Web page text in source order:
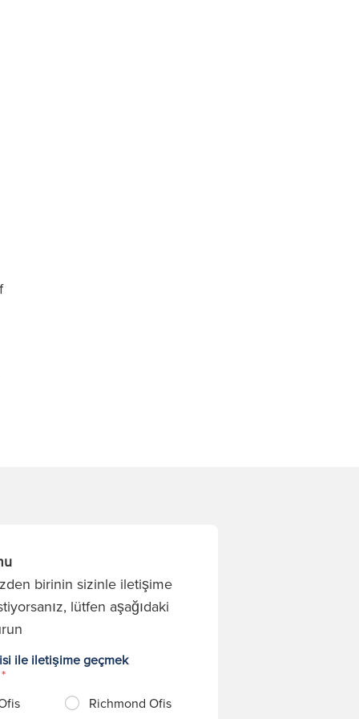
birinin sizinle iletişime
lütfen aşağıdaki
ile iletişime geçmek
*
Richmond Ofis